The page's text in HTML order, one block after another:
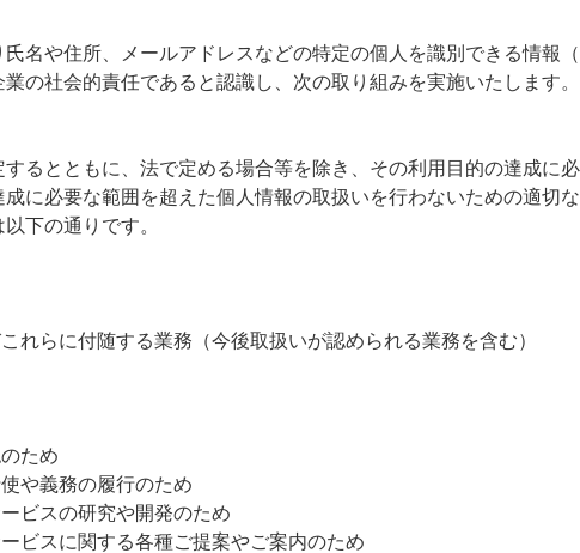
名や住所、メールアドレスなどの特定の個人を識別できる情報
の社会的責任であると認識し、次の取り組みを実施いたします。
るとともに、法で定める場合等を除き、その利用目的の達成に
に必要な範囲を超えた個人情報の取扱いを行わないための適切な
下の通りです。
らに付随する業務（今後取扱いが認められる業務を含む）
ため
や義務の履行のため
ビスの研究や開発のため
ビスに関する各種ご提案やご案内のため